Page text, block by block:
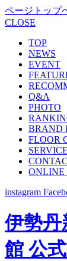
ページトップ
CLOSE
TOP
NEWS
EVENT
Q&A
PHOTO
BRAND
FLOOR
SERVICE
ONLINE
instagram
伊勢
館 公